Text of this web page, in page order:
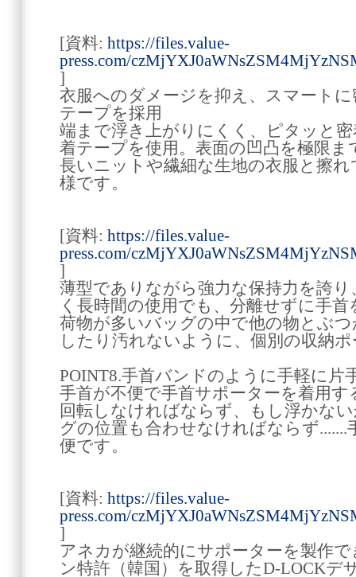
[資料: https://files.value-
press.com/
]
衣服へのダメージを抑え、スマート
テープを採用
端まで浮き上がりにくく、ピタッと
着テープを使用。表面の凹凸を極限
長いニットや繊細な生地の衣服と擦
様です。
[資料: https://files.value-
press.com/
]
薄型でありながら強力な保持力を誇
く長時間の使用でも、分離せずに手
荷物が多いバッグの中で他の物とぶ
したり汚れないように、個別の収納
POINT8.手首バンドのように手軽に片
手首が不便で手首サポーターを着用
回転しなければならず、もし浮かな
グの位置も合わせなければならず
便です。
[資料: https://files.value-
press.com/
]
アネカが継続的にサポーターを製作
ン特許（韓国）を取得したD-LOCKデ